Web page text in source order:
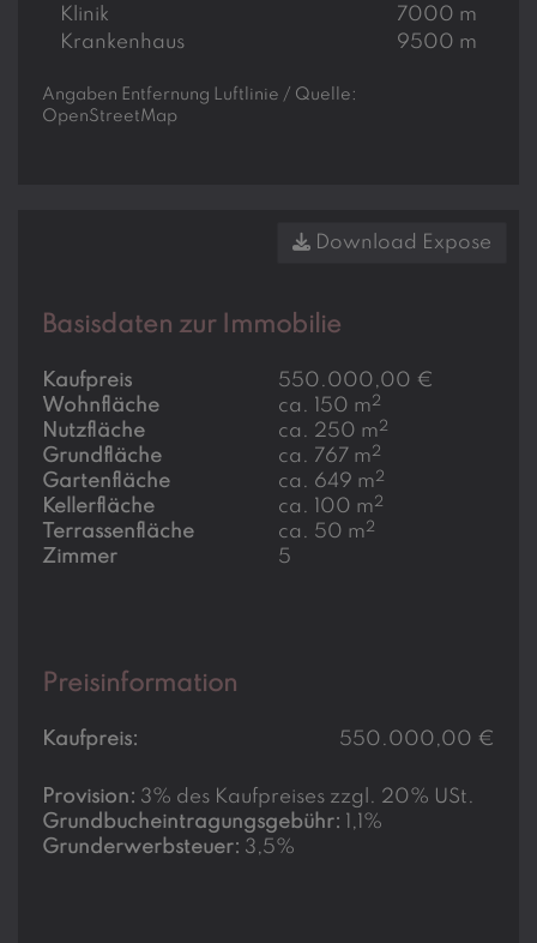
Klinik
7000 m
Krankenhaus
9500 m
Angaben Entfernung Luftlinie / Quelle:
OpenStreetMap
Download Expose
Basisdaten zur Immobilie
Kaufpreis
550.000,00 €
Wohnfläche
ca. 150 m2
Nutzfläche ca. 250 m2
Grundfläche ca. 767 m2
Gartenfläche ca. 649 m2
Kellerfläche ca. 100 m2
Terrassenfläche ca. 50 m2
Zimmer 5
Preisinformation
Kaufpreis: 550.000,00 €
Provision: 3% des Kaufpreises zzgl. 20% USt.
Grundbucheintragungsgebühr:
1,1%
Grunderwerbsteuer: 3,5%